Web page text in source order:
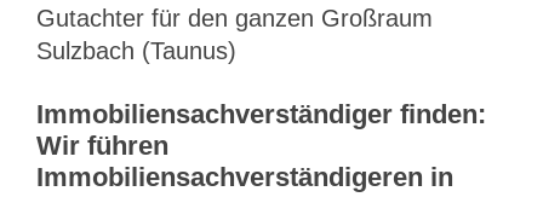
Gutachter für den ganzen Großraum
Sulzbach (Taunus)
Immobiliensachverständiger finden:
Wir führen
Immobiliensachverständigeren in